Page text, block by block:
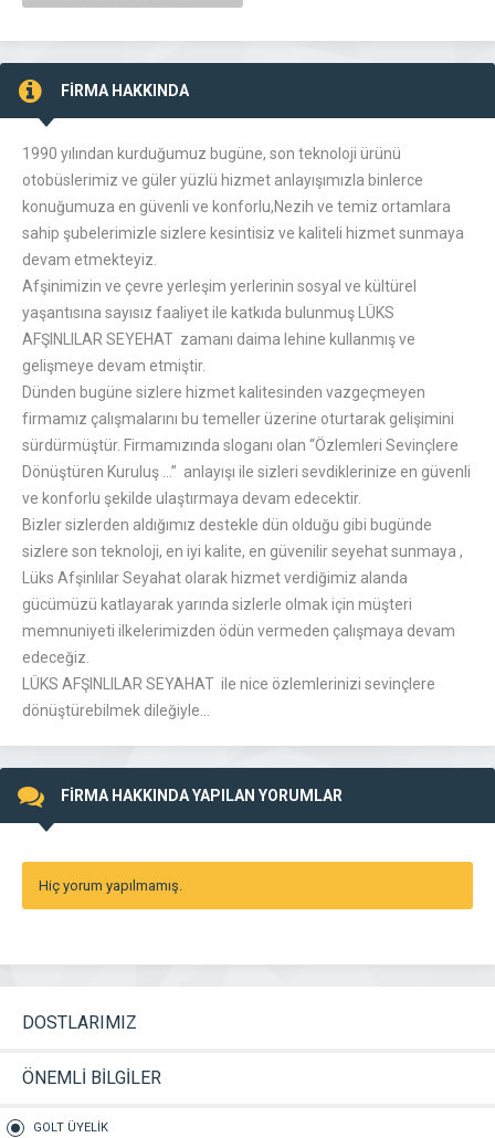
FİRMA HAKKINDA
1990 yılından kurduğumuz bugüne, son teknoloji ürünü
otobüslerimiz ve güler yüzlü hizmet anlayışımızla binlerce
konuğumuza en güvenli ve konforlu,Nezih ve temiz ortamlara
sahip şubelerimizle sizlere kesintisiz ve kaliteli hizmet sunmaya
devam etmekteyiz.
Afşinimizin ve çevre yerleşim yerlerinin sosyal ve kültürel
yaşantısına sayısız faaliyet ile katkıda bulunmuş LÜKS
AFŞINLILAR SEYEHAT zamanı daima lehine kullanmış ve
gelişmeye devam etmiştir.
Dünden bugüne sizlere hizmet kalitesinden vazgeçmeyen
firmamız çalışmalarını bu temeller üzerine oturtarak gelişimini
sürdürmüştür. Firmamızında sloganı olan “Özlemleri Sevinçlere
Dönüştüren Kuruluş …” anlayışı ile sizleri sevdiklerinize en güvenli
ve konforlu şekilde ulaştırmaya devam edecektir.
Bizler sizlerden aldığımız destekle dün olduğu gibi bugünde
sizlere son teknoloji, en iyi kalite, en güvenilir seyehat sunmaya ,
Lüks Afşinlılar Seyahat olarak hizmet verdiğimiz alanda
gücümüzü katlayarak yarında sizlerle olmak için müşteri
memnuniyeti ilkelerimizden ödün vermeden çalışmaya devam
edeceğiz.
LÜKS AFŞINLILAR SEYAHAT ile nice özlemlerinizi sevinçlere
dönüştürebilmek dileğiyle…
FİRMA HAKKINDA YAPILAN YORUMLAR
Hiç yorum yapılmamış.
DOSTLARIMIZ
ÖNEMLİ BİLGİLER
GOLT ÜYELİK